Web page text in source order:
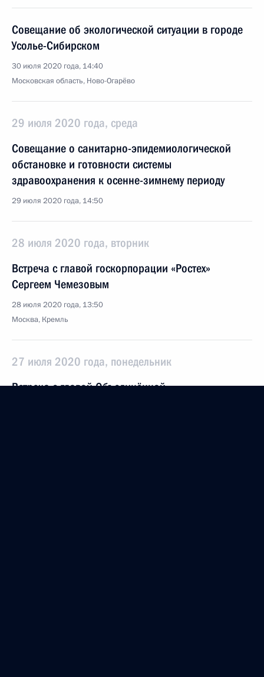
Совещание об экологической ситуации в городе
Усолье-Сибирском
30 июля 2020 года, 14:40
Московская область, Ново-Огарёво
29 июля 2020 года, среда
Совещание о санитарно-эпидемиологической
обстановке и готовности системы
здравоохранения к осенне-зимнему периоду
29 июля 2020 года, 14:50
28 июля 2020 года, вторник
Встреча с главой госкорпорации «Ростех»
Сергеем Чемезовым
28 июля 2020 года, 13:50
Москва, Кремль
27 июля 2020 года, понедельник
Встреча с главой Объединённой